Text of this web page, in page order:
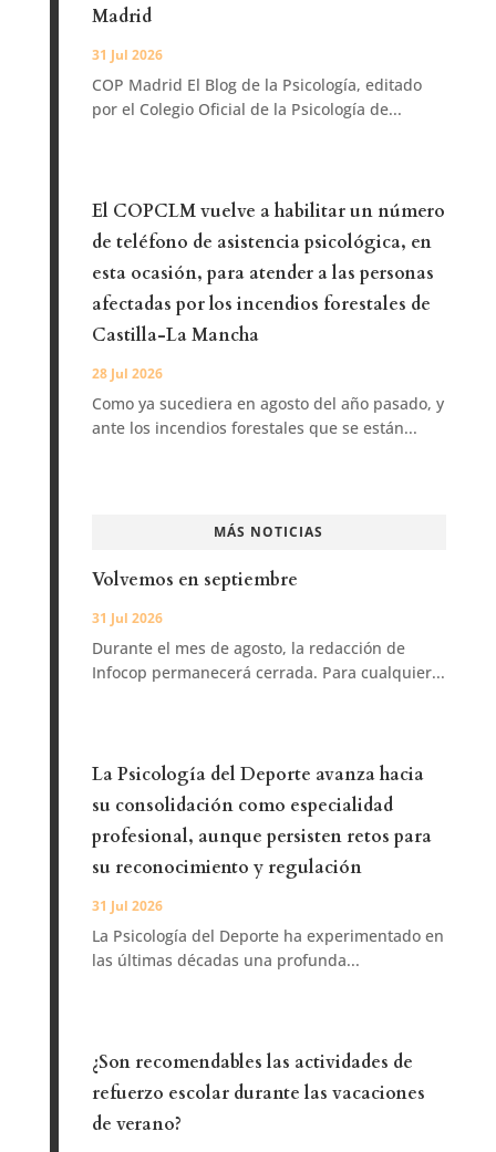
Madrid
31 Jul 2026
COP Madrid El Blog de la Psicología, editado
por el Colegio Oficial de la Psicología de...
El COPCLM vuelve a habilitar un número
de teléfono de asistencia psicológica, en
esta ocasión, para atender a las personas
afectadas por los incendios forestales de
Castilla-La Mancha
28 Jul 2026
Como ya sucediera en agosto del año pasado, y
ante los incendios forestales que se están...
MÁS NOTICIAS
Volvemos en septiembre
31 Jul 2026
Durante el mes de agosto, la redacción de
Infocop permanecerá cerrada. Para cualquier...
La Psicología del Deporte avanza hacia
su consolidación como especialidad
profesional, aunque persisten retos para
su reconocimiento y regulación
31 Jul 2026
La Psicología del Deporte ha experimentado en
las últimas décadas una profunda...
¿Son recomendables las actividades de
refuerzo escolar durante las vacaciones
de verano?